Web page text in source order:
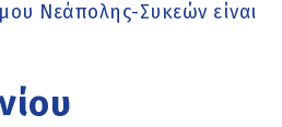
Νεάπολης-Συκεών είναι